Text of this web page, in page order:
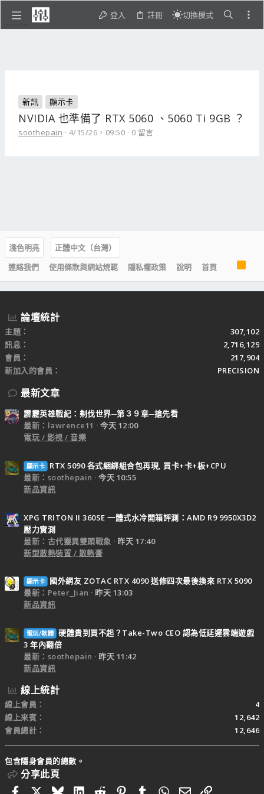
登入 註冊 切換模式
新訊 顯示卡
NVIDIA 也準備了 RTX 5060 、5060 Ti 9GB ？
soothepain 4/15/26，09:50 0 留言
淺色明亮
正體中文（台灣）
連絡我們
使用條款與網站規範 隱私權政策 說明 首頁
R
S
S
論壇統計
主題
307,102
訊息
2,716,129
會員
217,904
新加入的會員
PRECISION
最新文章
霹靂英雄戰紀：刜伐世界─第３９章─搶先看
最新：lawrence11
今天 12:00
電玩 / 影視 / 音樂
顯示卡
RTX 5090 各式綑綁組合包再現, 買卡+卡+板+CPU
最新：soothepain
今天 10:55
新品資訊
XPG TRITON II 360SE 一體式水冷開箱評測：AMD R9 9950X3D2
壓力實測
最新：古代靈異雙頭戰象
昨天 17:40
新型散熱裝置 / 散熱膏
顯示卡
國外網友 ZOTAC RTX 4090 送修四次最後換來 RTX 5090
最新：Peter_Jian
昨天 13:03
新品資訊
電玩/軟體 硬體貴到買不起？Take-Two CEO 認為低延遲雲端遊戲
3 年內翻倍
最新：soothepain
昨天 11:42
新品資訊
線上統計
線上會員
4
線上來賓
12,642
會員總計
12,646
包含隱身會員的總數。
分享此頁
FacebookBlueskyLinkedIn
RedditPinterestTumblrWhatsApp
電子郵件
連結